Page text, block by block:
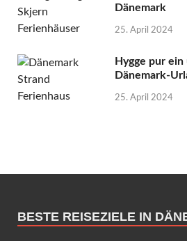
Dänemark
25. April 2024
Hygge pur
Dänemark-
25. April 2024
BESTE REISEZIELE IN